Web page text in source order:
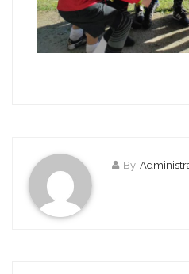
By